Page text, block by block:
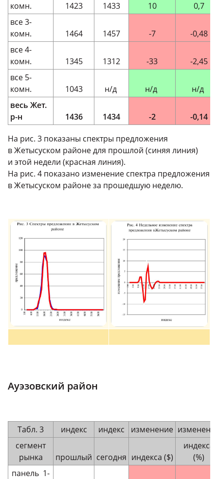
комн.
1423 1433 10
0,7
все 3-
комн.
1464 1457 -7
-0,48
все 4-
комн.
1345 1312 -33
-2,45
все 5-
комн.
1043 н/д н/д
н/д
весь Жет.
р-н
1436 1434 -2 -0,14
На рис. 3 показаны спектры предложения
в Жетысуском районе для прошлой (синяя линия)
и этой недели (красная линия).
На рис. 4 показано изменение спектра предложения
в Жетысуском районе за прошедшую неделю.
Ауэзовский район
Табл. 3 индекс индекс изменение
сегмент
рынка
прошлый сегодня индекса ($)
индекса
(%)
панель 1-